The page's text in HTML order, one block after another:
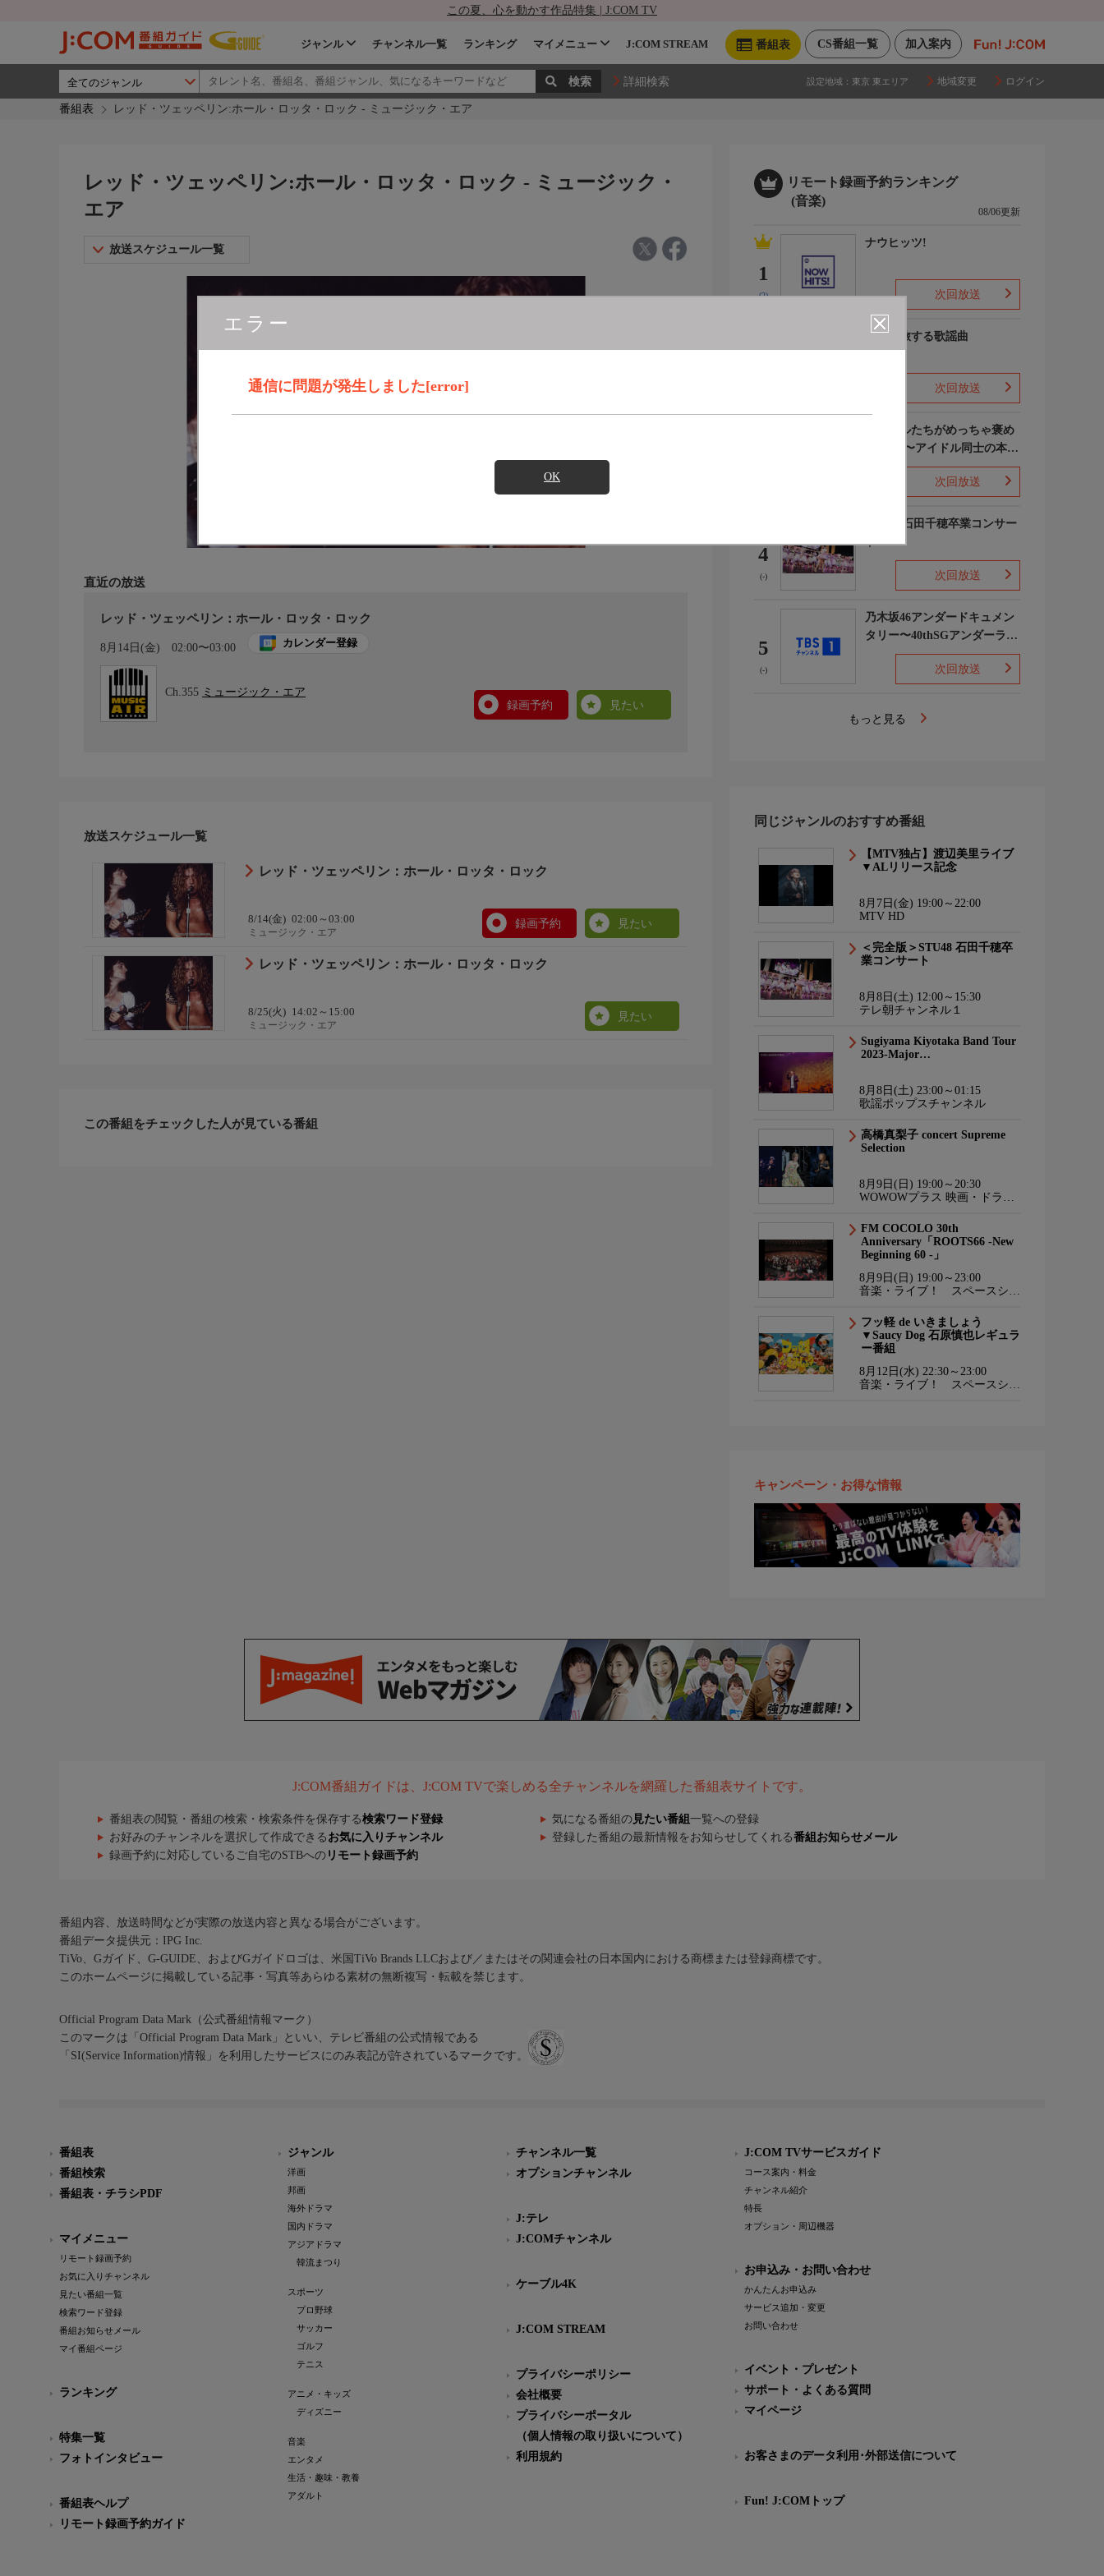
この夏、心を動かす作品特集 | J:COM TV
加入案内
CS番組一覧
番組表
ジャンル チャンネル一覧 ランキング マイメニュー J:COM STREAM
詳細検索 設定地域： 東京 東エリア 地域変更 ログイン
番組表 レッド・ツェッペリン:ホール・ロッタ・ロック - ミュージック・エア
エラー
通信に問題が発生しました[error]
OK
レッド・ツェッペリン:ホール・ロッタ・ロック - ミュージック・
エア
放送スケジュール一覧
直近の放送
レッド・ツェッペリン：ホール・ロッタ・ロック
8月14日(金) 02:00〜03:00 カレンダー登録
Ch.355 ミュージック・エア
録画予約
見たい
放送スケジュール一覧
レッド・ツェッペリン：ホール・ロッタ・ロック
8/14(金) 02:00～03:00
ミュージック・エア
録画予約 見たい
レッド・ツェッペリン：ホール・ロッタ・ロック
8/25(火) 14:02～15:00
ミュージック・エア
見たい
この番組をチェックした人が見ている番組
リモート録画予約ランキング
(音楽)
08/06更新
1
(2)
ナウヒッツ!
次回放送
列車で旅する歌謡曲
次回放送
ライバルたちがめっちゃ褒め
てくる!〜アイドル同士の本音
レビューSP〜
次回放送
4
(-)
STU48 石田千穂卒業コンサー
ト
次回放送
5
(-)
乃木坂46アンダードキュメン
タリー〜40thSGアンダーライ
ブ舞台裏〜
次回放送
もっと見る
同じジャンルのおすすめ番組
【MTV独占】渡辺美里ライブ
▼ALリリース記念
8月7日(金) 19:00～22:00
MTV HD
＜完全版＞STU48 石田千穂卒
業コンサート
8月8日(土) 12:00～15:30
テレ朝チャンネル１
Sugiyama Kiyotaka Band Tour
2023-Major…
8月8日(土) 23:00～01:15
歌謡ポップスチャンネル
高橋真梨子 concert Supreme
Selection
8月9日(日) 19:00～20:30
WOWOWプラス 映画・ドラ
FM COCOLO 30th
Anniversary「ROOTS66 -New
Beginning 60 -」
8月9日(日) 19:00～23:00
音楽・ライブ！ スペースシャ
フッ軽 de いきましょう
▼Saucy Dog 石原慎也レギュラ
ー番組
8月12日(水) 22:30～23:00
音楽・ライブ！ スペースシャ
キャンペーン・お得な情報
J:COM番組ガイドは、J:COM TVで楽しめる全チャンネルを網羅した番組表サイトです。
番組表の閲覧・番組の検索・検索条件を保存する検索ワード登録 気になる番組の 見たい番組 一覧への登録
お好みのチャンネルを選択して作成できる お気に入りチャンネル 登録した番組の最新情報をお知らせしてくれる番組お知らせメール
録画予約に対応しているご自宅のSTBへの リモート録画予約
番組内容、放送時間などが実際の放送内容と異なる場合がございます。
番組データ提供元：IPG Inc.
TiVo、Gガイド、G-GUIDE、およびGガイドロゴは、米国TiVo Brands LLCおよび／またはその関連会社の日本国内における商標または登録商標です。
このホームページに掲載している記事・写真等あらゆる素材の無断複写・転載を禁じます。
Official Program Data Mark（公式番組情報マーク）
このマークは「Official Program Data Mark」といい、テレビ番組の公式情報である
「SI(Service Information)情報」を利用したサービスにのみ表記が許されているマークです。
番組表
番組検索
番組表・チラシPDF
マイメニュー
リモート録画予約
お気に入りチャンネル
見たい番組一覧
検索ワード登録
番組お知らせメール
マイ番組ページ
ランキング
特集一覧
フォトインタビュー
番組表ヘルプ
リモート録画予約ガイド
ジャンル
洋画
邦画
海外ドラマ
国内ドラマ
アジアドラマ
韓流まつり
スポーツ
プロ野球
サッカー
ゴルフ
テニス
アニメ・キッズ
ディズニー
音楽
エンタメ
生活・趣味・教養
アダルト
チャンネル一覧
オプションチャンネル
J:テレ
J:COMチャンネル
ケーブル4K
J:COM STREAM
プライバシーポリシー
会社概要
プライバシーポータル
（個人情報の取り扱いについて）
利用規約
J:COM TVサービスガイド
コース案内・料金
チャンネル紹介
特長
オプション・周辺機器
お申込み・お問い合わせ
かんたんお申込み
サービス追加・変更
お問い合わせ
イベント・プレゼント
サポート・よくある質問
マイページ
お客さまのデータ利用･外部送信について
Fun! J:COMトップ